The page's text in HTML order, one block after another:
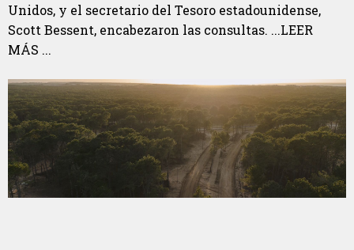
Unidos, y el secretario del Tesoro estadounidense,
Scott Bessent, encabezaron las consultas. ...LEER
MÁS ...